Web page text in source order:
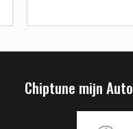
Chiptune mijn Auto